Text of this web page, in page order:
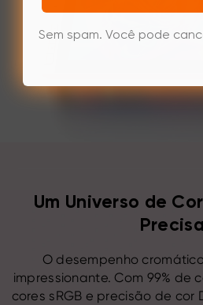
Um Universo de
O desempenho
impressionante. Com 99%
cores sRGB e precisão de cor
Sem spam. Você pode